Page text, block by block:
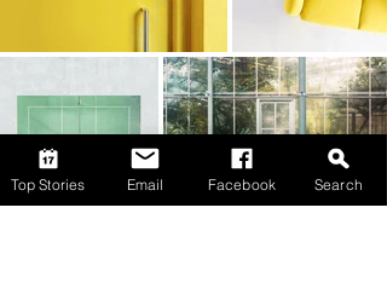
Top Stories Email Facebook Search